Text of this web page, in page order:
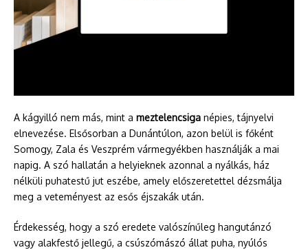
A kágyilló nem más, mint a meztelencsiga népies, tájnyelvi
elnevezése. Elsősorban a Dunántúlon, azon belül is főként
Somogy, Zala és Veszprém vármegyékben használják a mai
napig. A szó hallatán a helyieknek azonnal a nyálkás, ház
nélküli puhatestű jut eszébe, amely előszeretettel dézsmálja
meg a veteményest az esős éjszakák után.
Érdekesség, hogy a szó eredete valószínűleg hangutánzó
vagy alakfestő jellegű, a csúszómászó állat puha, nyúlós